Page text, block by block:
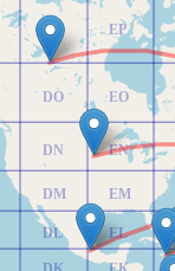
DL
DM
DN
DO
DP
EL
EM
EN
EO
EP